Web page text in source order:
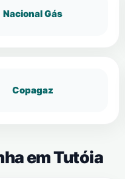
Nacional Gás
Copagaz
em Tutóia